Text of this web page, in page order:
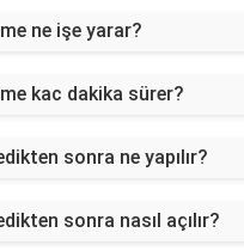
ne işe yarar?
kac dakika sürer?
sonra ne yapılır?
sonra nasıl açılır?